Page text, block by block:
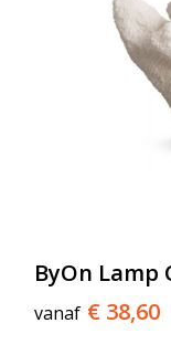
ByOn Lamp
vanaf € 38,60